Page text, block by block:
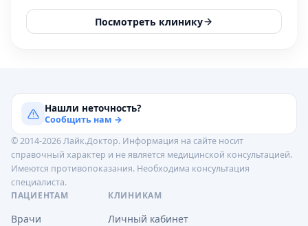
Посмотреть клинику
Нашли неточность?
Сообщить нам →
© 2014-2026 Лайк.Доктор. Информация на сайте носит
справочный характер и не является медицинской консультацией.
Имеются противопоказания. Необходима консультация
специалиста.
ПАЦИЕНТАМ
Врачи
КЛИНИКАМ
Личный кабинет